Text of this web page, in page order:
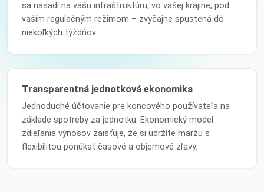
sa nasadí na vašu infraštruktúru, vo vašej krajine, pod
vaším regulačným režimom – zvyčajne spustená do
niekoľkých týždňov.
Transparentná jednotková ekonomika
Jednoduché účtovanie pre koncového používateľa na
základe spotreby za jednotku. Ekonomický model
zdieľania výnosov zaisťuje, že si udržíte maržu s
flexibilitou ponúkať časové a objemové zľavy.